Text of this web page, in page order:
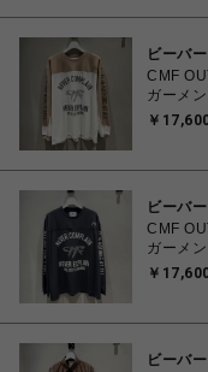
く】
ビーバー
CMF
ガーメ
￥
ビーバー
CMF
ガーメ
￥
ビーバー